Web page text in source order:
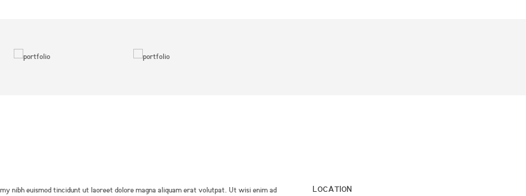
nibh euismod tincidunt ut laoreet dolore magna aliquam erat volutpat. Ut wisi enim ad
LOCATION